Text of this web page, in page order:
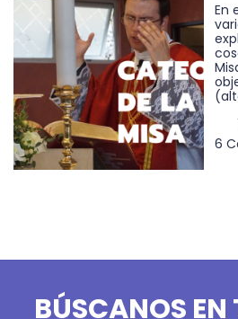
En
6
BÚSCANOS